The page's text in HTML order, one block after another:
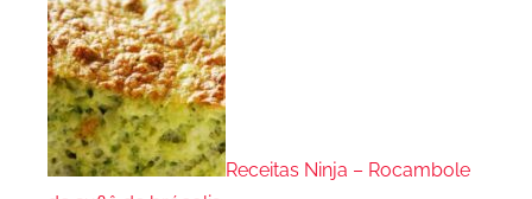
Receitas Ninja – Rocambole